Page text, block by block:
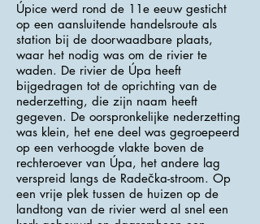
Úpice werd rond de 11e eeuw gesticht
op een aansluitende handelsroute als
station bij de doorwaadbare plaats,
waar het nodig was om de rivier te
waden. De rivier de Úpa heeft
bijgedragen tot de oprichting van de
nederzetting, die zijn naam heeft
gegeven. De oorspronkelijke nederzetting
was klein, het ene deel was gegroepeerd
op een verhoogde vlakte boven de
rechteroever van Úpa, het andere lag
verspreid langs de Radečka-stroom. Op
een vrije plek tussen de huizen op de
landtong van de rivier werd al snel een